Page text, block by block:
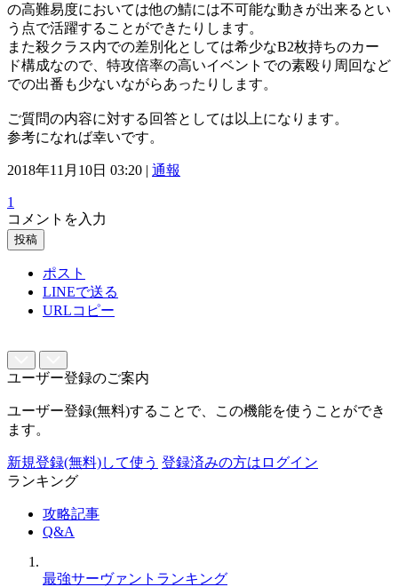
の高難易度においては他の鯖には不可能な動きが出来るとい
う点で活躍することができたりします。
また殺クラス内での差別化としては希少なB2枚持ちのカー
ド構成なので、特攻倍率の高いイベントでの素殴り周回など
での出番も少ないながらあったりします。
ご質問の内容に対する回答としては以上になります。
参考になれば幸いです。
2018年11月10日 03:20 | 通報
1
コメントを入力
投稿
ポスト
LINEで送る
URLコピー
ユーザー登録のご案内
ユーザー登録(無料)することで、この機能を使うことができ
ます。
新規登録(無料)して使う 登録済みの方はログイン
ランキング
攻略記事
Q&A
最強サーヴァントランキング